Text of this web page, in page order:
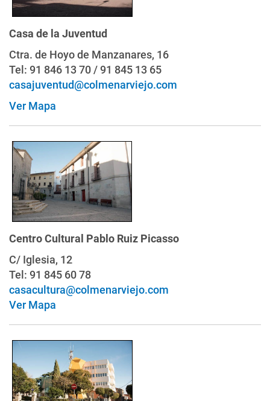
Casa de la Juventud
Ctra. de Hoyo de Manzanares, 16
Tel: 91 846 13 70 / 91 845 13 65
casajuventud@colmenarviejo.com
Ver Mapa
Centro Cultural Pablo Ruiz Picasso
C/ Iglesia, 12
Tel: 91 845 60 78
casacultura@colmenarviejo.com
Ver Mapa